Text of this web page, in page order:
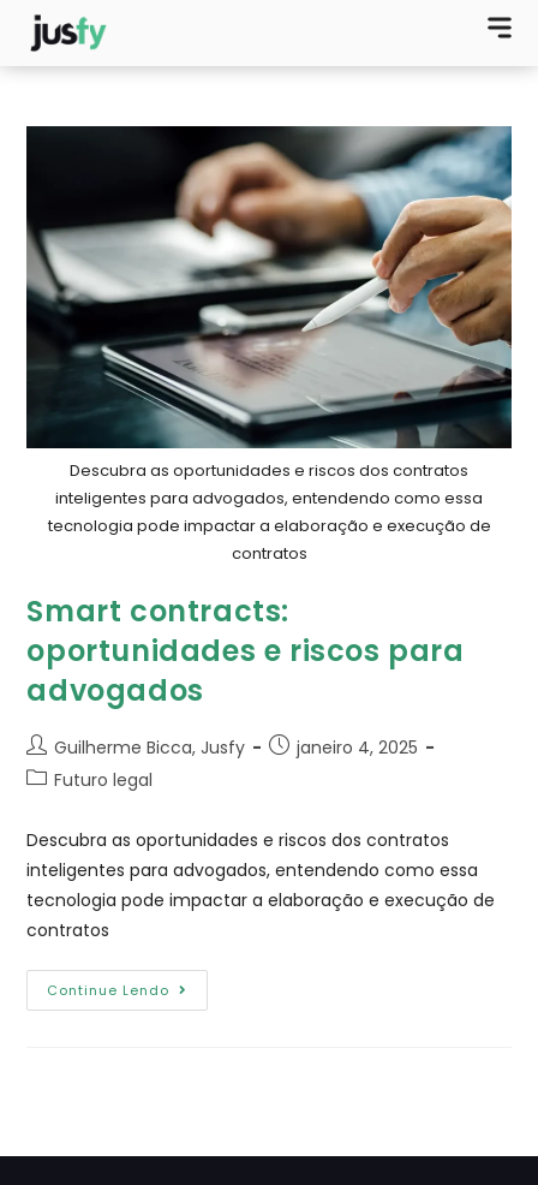
Descubra as oportunidades e riscos dos contratos
inteligentes para advogados, entendendo como essa
tecnologia pode impactar a elaboração e execução de
contratos
Smart contracts:
oportunidades e riscos para
advogados
Guilherme Bicca, Jusfy
janeiro 4, 2025
Futuro legal
Descubra as oportunidades e riscos dos contratos
inteligentes para advogados, entendendo como essa
tecnologia pode impactar a elaboração e execução de
contratos
Continue Lendo